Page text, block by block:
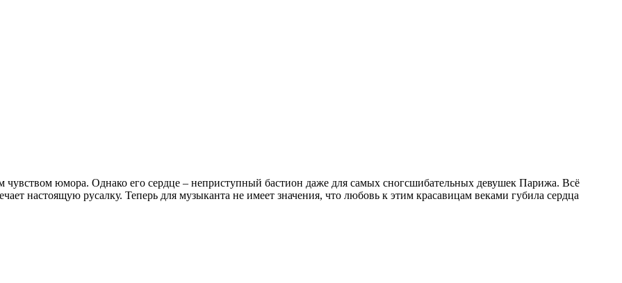
чувством юмора. Однако его сердце – неприступный бастион даже для самых сногсшибательных девушек Парижа. Всё
настоящую русалку. Теперь для музыканта не имеет значения, что любовь к этим красавицам веками губила сердца